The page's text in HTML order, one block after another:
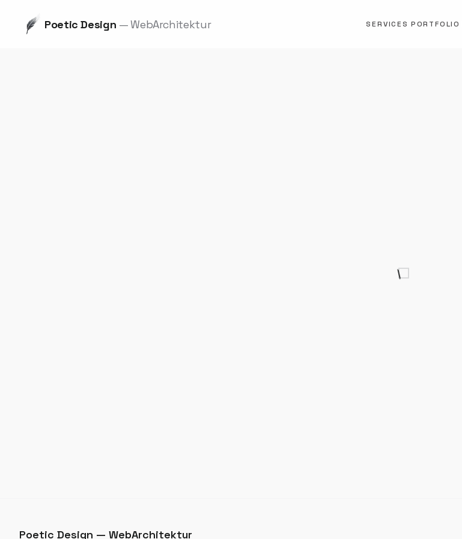
Poetic Design — WebArchitektur SERVICES PORTFOLIO
Poetic Design — WebArchitektur